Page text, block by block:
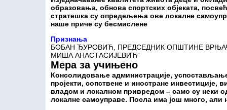
образовања, обнова спортских објеката,
стратешка су опредељења ове локалне
наше приче су бесмислене
Признања
БОБАН ЂУРОВИЋ, ПРЕДСЕДНИК ОПШТИНЕ
МИША АНАСТАСИЈЕВИЋ”
Мера за учињено
Консолидовање администрације,
пројекти, сопствене и иностране инвестиције,
владом и локалном привредом – само су неки
локалне самоуправе. Посла има још много, али